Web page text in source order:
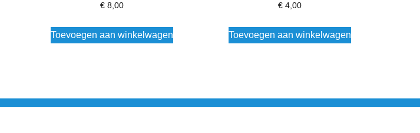
€8,00
Toevoegen aan winkelwagen
€ 4,00
Toevoegen aan winkelwagen